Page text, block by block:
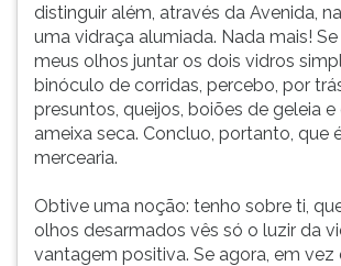
distinguir além, através da Avenida,
uma vidraça alumiada. Nada mais!
meus olhos juntar os dois vidros
binóculo de corridas, percebo, por
presuntos, queijos, boiões de geleia e
ameixa seca. Concluo, portanto, que
mercearia.
Obtive uma noção: tenho sobre ti,
olhos desarmados vês só o luzir da
vantagem positiva. Se agora, em vez